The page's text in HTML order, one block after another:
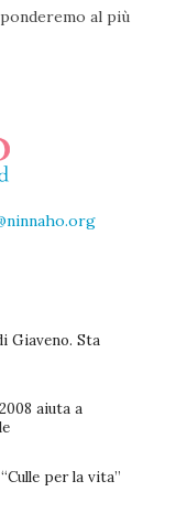
al più
Giaveno. Sta
aiuta a
per la vita”